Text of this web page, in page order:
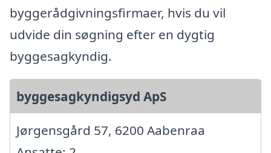
byggerådgivningsfirmaer, hvis du vil
udvide din søgning efter en dygtig
byggesagkyndig.
byggesagkyndigsyd ApS
Jørgensgård 57, 6200 Aabenraa